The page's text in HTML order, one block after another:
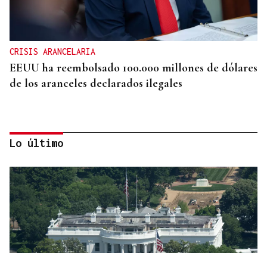
CRISIS ARANCELARIA
EEUU ha reembolsado 100.000 millones de dólares
de los aranceles declarados ilegales
Lo último